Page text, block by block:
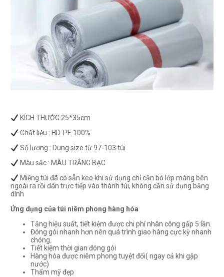
KÍCH THƯỚC 25*35cm
Chất liệu : HD-PE 100%
Số lượng : Dung size từ 97-103 túi
Màu sắc : MÀU TRẮNG BẠC
Miệng túi đã có sẵn keo.khi sử dụng chỉ cần bó lớp màng bên
ngoài ra rồi dán trực tiếp vào thành túi, không cần sử dụng băng
dính
Ứng dụng của túi niêm phong hàng hóa
Tăng hiệu suất, tiết kiệm được chi phí nhân công gấp 5 lần.
Đóng gói nhanh hơn nên quá trình giao hàng cực kỳ nhanh
chóng.
Tiết kiệm thời gian đóng gói
Hàng hóa được niêm phong tuyệt đối( ngay cả khi gặp
nước)
Thẩm mỹ đẹp